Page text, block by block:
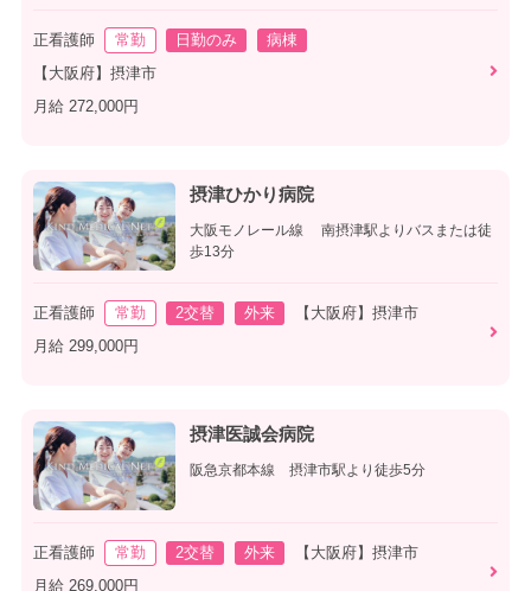
正看護師 常勤 日勤のみ
病棟
【大阪府】摂津市
月給 272,000円
摂津ひかり病院
大阪モノレール線 南摂津駅よりバスまたは徒
歩13分
正看護師 常勤 2交替 外来
【大阪府】摂津市
月給 299,000円
摂津医誠会病院
阪急京都本線 摂津市駅より徒歩5分
正看護師 常勤 2交替 外来
【大阪府】摂津市
月給 269,000円